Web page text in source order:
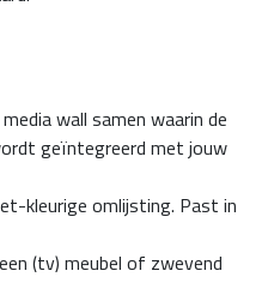
wall samen waarin de
geïntegreerd met jouw
kleurige omlijsting. Past in
(tv) meubel of zwevend